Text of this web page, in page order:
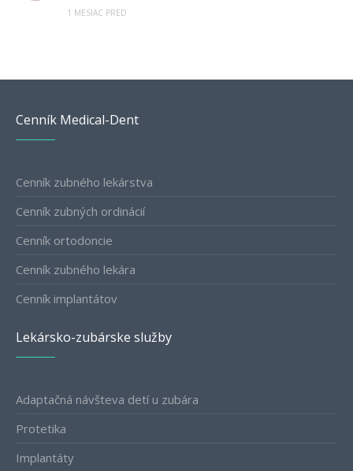
1 MESIAC PRED
Cenník Medical-Dent
Cenník zubného lekárstva
Cenník zubných ordinácií
Cenník ortodoncie
Cenník zubného lekára
Cenník implantátov
Lekársko-zubárske služby
Adaptačná návšteva detí u zubára
Protetika
Implantáty